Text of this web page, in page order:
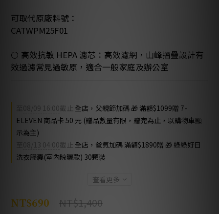
可取代原廠料號：
CATWPM25F01
⚪️ 高效抗敏 HEPA 濾芯：高效濾網，山峰摺疊設計有
效過濾常見過敏原，適合一般家庭及辦公室
08/09 16:00截止 全店，父親節加碼 🎁 滿額$1099贈 7-
ELEVEN 商品卡 50 元 (贈品數量有限，贈完為止，以購物車顯
示為主)
08/13 04:00截止 全店，爸氣加碼 滿額$1890贈 🎁 綠綠好日
洗衣膠囊(室內晾曬款) 30顆裝
查看更多
NT$1,400
NT$690